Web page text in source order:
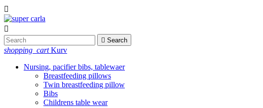


 Search
shopping_cart Kurv
Nursing, pacifier bibs, tablewaer
Breastfeeding pillows
Twin breastfeeding pillow
Bibs
Childrens table wear